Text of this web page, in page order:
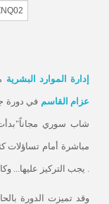
إدارة الموارد البشرية
عزام القاسم في دورة
شاب سوري مجاناً"
مباشرة أمام تساؤلات
يجب التركيز عليها... .
وقد تميزت الدورة